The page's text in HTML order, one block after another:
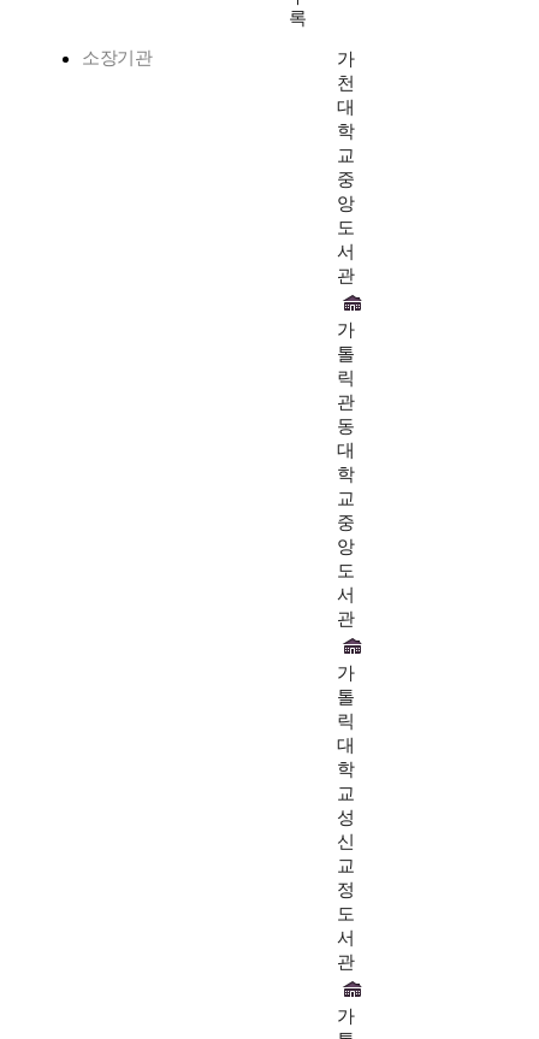
록
소장기관
가
천
대
학
교
중
앙
도
서
관
가
톨
릭
관
동
대
학
교
중
앙
도
서
관
가
톨
릭
대
학
교
성
신
교
정
도
서
관
가